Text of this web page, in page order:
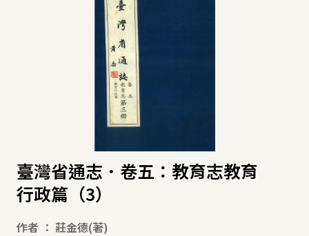
臺灣省通志．卷五：教育志教育
行政篇（3）
作者 ： 莊金德(著)